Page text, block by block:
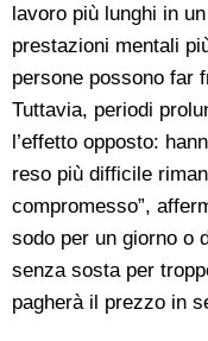
lavoro più lunghi in
prestazioni mentali
persone possono far
Tuttavia, periodi
l’effetto opposto:
reso più difficile
compromesso”,
sodo per un giorno o
senza sosta per
pagherà il prezzo in